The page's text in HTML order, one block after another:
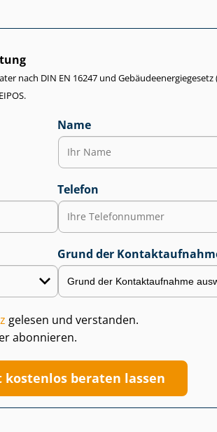
nach DIN EN 16247 und Ge­bäu­de­en­er­gie­ge­setz
Name
Telefon
Grund der
gelesen und verstanden.
abonnieren.
kostenlos beraten lassen